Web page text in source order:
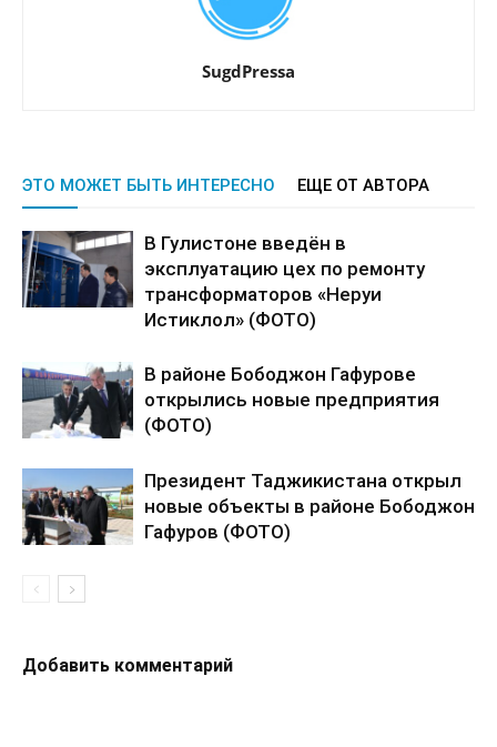
SugdPressa
ЭТО МОЖЕТ БЫТЬ ИНТЕРЕСНО ЕЩЕ ОТ АВТОРА
В Гулистоне введён в
эксплуатацию цех по ремонту
трансформаторов «Неруи
Истиклол» (ФОТО)
В районе Бободжон Гафурове
открылись новые предприятия
(ФОТО)
Президент Таджикистана открыл
новые объекты в районе Бободжон
Гафуров (ФОТО)
Добавить комментарий